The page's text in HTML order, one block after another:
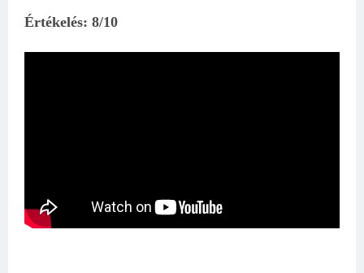
Értékelés: 8/10